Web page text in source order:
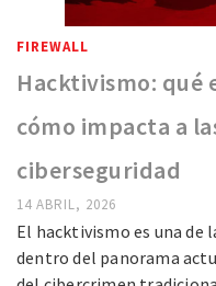
FIREWALL
Hacktivismo: qué
cómo impacta a
ciberseguridad
14 ABRIL, 2026
El hacktivismo es una de
dentro del panorama